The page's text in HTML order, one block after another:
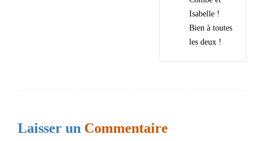
Isabelle !
Bien à toutes
les deux !
Laisser un Commentaire